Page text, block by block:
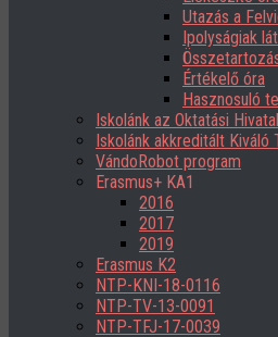
Utazás a
Ipolyságiak
Értékelő óra
Hasznosuló
Iskolánk az Oktatási
Iskolánk akkreditált Kiváló
VándoRobot program
Erasmus+ KA1
2016
2017
2019
Erasmus K2
NTP-KNI-18-0116
NTP-TV-13-0091
NTP-TFJ-17-0039